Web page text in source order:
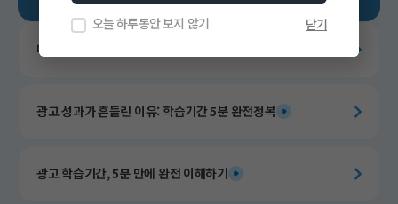
매력적인 상세페이지 만들기
광고 성과가 흔들린 이유: 학습기간 5분 완전정복
광고 학습기간, 5분 만에 완전 이해하기
오늘 하루동안 보지 않기
닫기